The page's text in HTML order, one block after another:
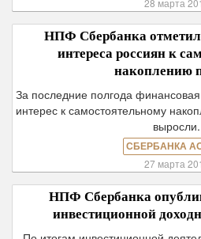
28 марта
НПФ Сбербанка отметил
интереса россиян к
накоплению
За последние полгода
интерес к самостоятельному
выросли.
СБЕРБАНКА
27 марта
НПФ Сбербанка
инвестиционной